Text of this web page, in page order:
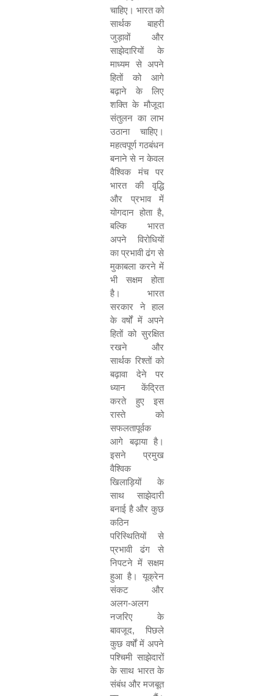
चाहिए। भारत को
सार्थक बाहरी
जुड़ावों और
साझेदारियों के
माध्यम से अपने
हितों को आगे
बढ़ाने के लिए
शक्ति के मौजूदा
संतुलन का लाभ
उठाना चाहिए।
महत्वपूर्ण गठबंधन
बनाने से न केवल
वैश्विक मंच पर
भारत की वृद्धि
और प्रभाव में
योगदान होता है,
बल्कि भारत
अपने विरोधियों
का प्रभावी ढंग से
मुकाबला करने में
भी सक्षम होता
है। भारत
सरकार ने हाल
के वर्षों में अपने
हितों को सुरक्षित
रखने और
सार्थक रिश्तों को
बढ़ावा देने पर
ध्यान केंद्रित
करते हुए इस
रास्ते को
सफलतापूर्वक
आगे बढ़ाया है।
इसने प्रमुख
वैश्विक
खिलाड़ियों के
साथ साझेदारी
बनाई है और कुछ
कठिन
परिस्थितियों से
प्रभावी ढंग से
निपटने में सक्षम
हुआ है। यूक्रेन
संकट और
अलग-अलग
नजरिए के
बावजूद, पिछले
कुछ वर्षों में अपने
पश्चिमी साझेदारों
के साथ भारत के
संबंध और मजबूत